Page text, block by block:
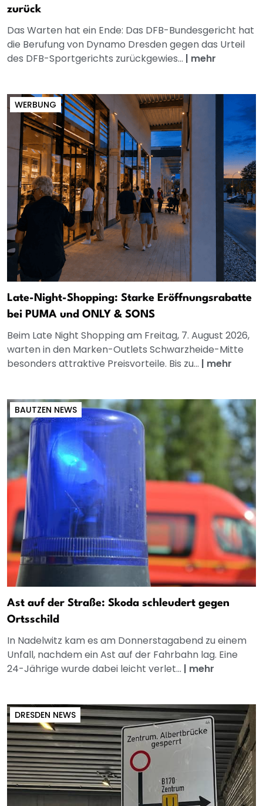
zurück
Das Warten hat ein Ende: Das DFB-Bundesgericht hat
die Berufung von Dynamo Dresden gegen das Urteil
des DFB-Sportgerichts zurückgewies... | mehr
WERBUNG
Late-Night-Shopping: Starke Eröffnungsrabatte
bei PUMA und ONLY & SONS
Beim Late Night Shopping am Freitag, 7. August 2026,
warten in den Marken-Outlets Schwarzheide-Mitte
besonders attraktive Preisvorteile. Bis zu... | mehr
BAUTZEN NEWS
Ast auf der Straße: Skoda schleudert gegen
Ortsschild
In Nadelwitz kam es am Donnerstagabend zu einem
Unfall, nachdem ein Ast auf der Fahrbahn lag. Eine
24-Jährige wurde dabei leicht verlet... | mehr
DRESDEN NEWS